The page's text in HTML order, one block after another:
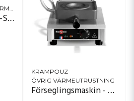
KONVEKTIONSUGN / VARMLUFTSUGN
Ugn Fine Bake FB5-Smart
KRAMPOUZ
ÖVRIG VÄRMEUTRUSTNING
Förseglingsmaskin - K-presse